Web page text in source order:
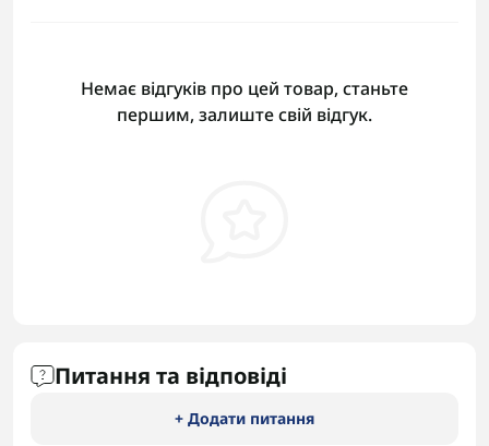
Немає відгуків про цей товар, станьте
першим, залиште свій відгук.
Питання та відповіді
+ Додати питання